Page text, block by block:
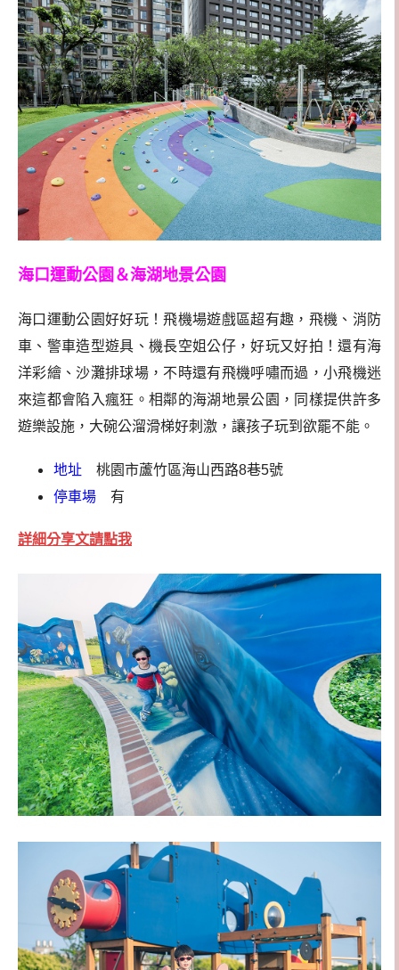
海口運動公園＆海湖地景公園
海口運動公園好好玩！飛機場遊戲區超有趣，飛機、消防
車、警車造型遊具、機長空姐公仔，好玩又好拍！還有海
洋彩繪、沙灘排球場，不時還有飛機呼嘯而過，小飛機迷
來這都會陷入瘋狂。相鄰的海湖地景公園，同樣提供許多
遊樂設施，大碗公溜滑梯好刺激，讓孩子玩到欲罷不能。
地址 桃園市蘆竹區海山西路8巷5號
停車場 有
詳細分享文請點我